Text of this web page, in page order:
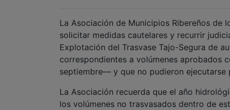
La Asociación de Municipios Ribereños de
solicitar medidas cautelares y recurrir
Explotación del Trasvase Tajo-Segura de
correspondientes a volúmenes aprobados
septiembre— y que no pudieron
La Asociación recuerda que el año
los volúmenes no trasvasados dentro de